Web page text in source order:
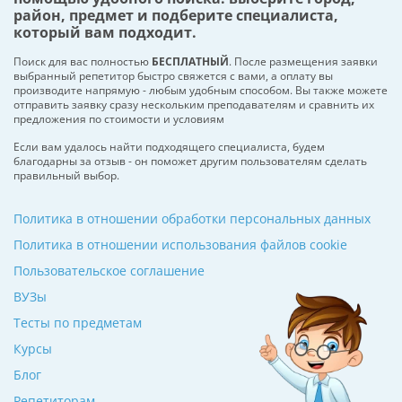
район, предмет и подберите специалиста,
который вам подходит.
Поиск для вас полностью БЕСПЛАТНЫЙ. После размещения заявки
выбранный репетитор быстро свяжется с вами, а оплату вы
производите напрямую - любым удобным способом. Вы также можете
отправить заявку сразу нескольким преподавателям и сравнить их
предложения по стоимости и условиям
Если вам удалось найти подходящего специалиста, будем
благодарны за отзыв - он поможет другим пользователям сделать
правильный выбор.
ВУЗы
Тесты по предметам
Курсы
Блог
Политика в отношении обработки персональных данных
Политика в отношении использования файлов cookie
Пользовательское соглашение